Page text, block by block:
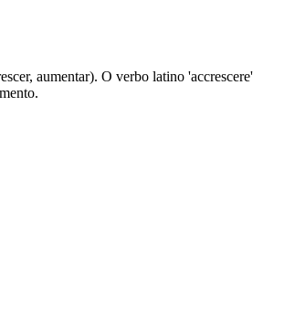
aumentar). O verbo latino 'accrescere'